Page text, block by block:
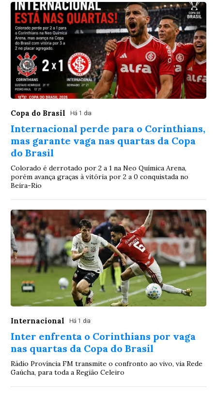
Copa do Brasil Há 1 dia
Internacional perde para o Corinthians,
mas garante vaga nas quartas da Copa
do Brasil
Colorado é derrotado por 2 a 1 na Neo Química Arena,
porém avança graças à vitória por 2 a 0 conquistada no
Beira-Rio
Internacional Há 1 dia
Inter enfrenta o Corinthians por vaga
nas quartas da Copa do Brasil
Rádio Província FM transmite o confronto ao vivo, via Rede
Gaúcha, para toda a Região Celeiro